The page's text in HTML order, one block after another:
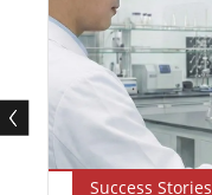
Success Stories